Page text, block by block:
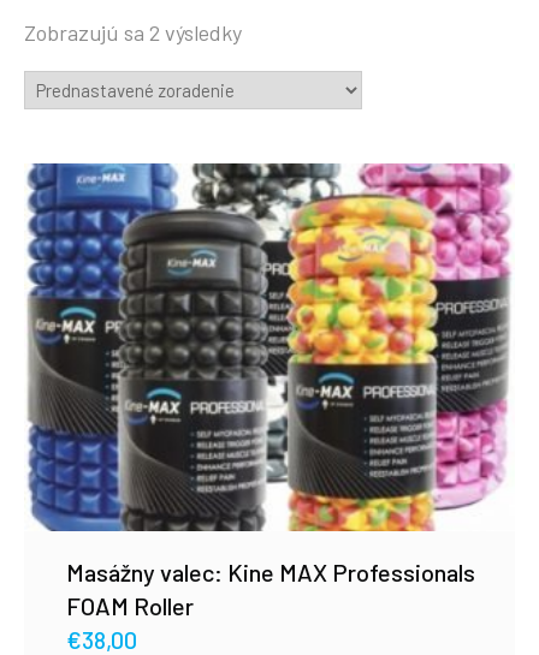
Zobrazujú sa 2 výsledky
Masážny valec: Kine MAX Professionals
FOAM Roller
€38,00